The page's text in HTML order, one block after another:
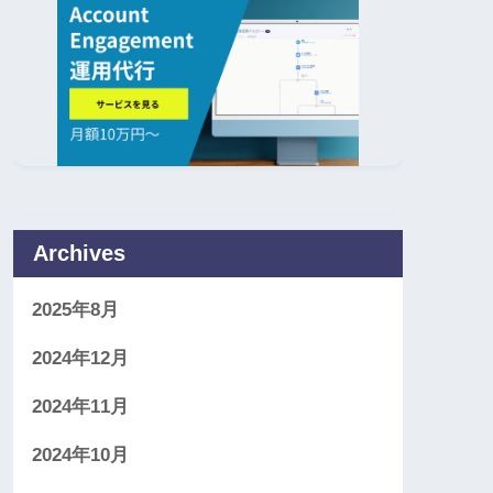
Archives
2025年8月
2024年12月
2024年11月
2024年10月